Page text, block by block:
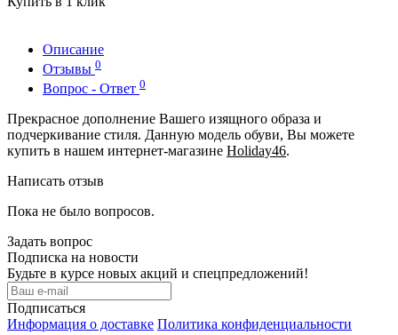
Описание
Отзывы 0
Вопрос - Ответ 0
Прекрасное дополнение Вашего изящного образа и
подчеркивание стиля. Данную модель обуви, Вы можете
купить в нашем интернет-магазине Holiday46.
Написать отзыв
Пока не было вопросов.
Задать вопрос
Подписка на новости
Будьте в курсе новых акций и спецпредложений!
Подписаться
Информация о доставке Политика конфиденциальности